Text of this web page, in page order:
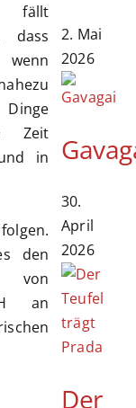
fällt
dass
Zeit
in
den
an
2. Mai
2026
30.
April
2026
Der